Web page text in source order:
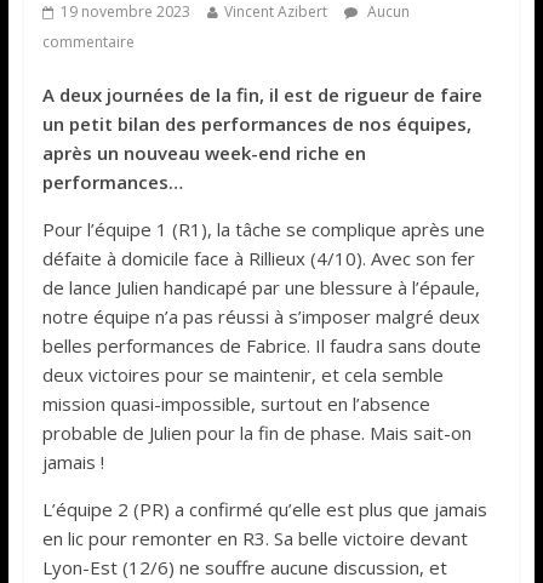
19 novembre 2023 Vincent Azibert
Aucun
commentaire
A deux journées de la fin, il est de rigueur de faire
un petit bilan des performances de nos équipes,
après un nouveau week-end riche en
performances…
Pour l’équipe 1 (R1), la tâche se complique après une
défaite à domicile face à Rillieux (4/10). Avec son fer
de lance Julien handicapé par une blessure à l’épaule,
notre équipe n’a pas réussi à s’imposer malgré deux
belles performances de Fabrice. Il faudra sans doute
deux victoires pour se maintenir, et cela semble
mission quasi-impossible, surtout en l’absence
probable de Julien pour la fin de phase. Mais sait-on
jamais !
L’équipe 2 (PR) a confirmé qu’elle est plus que jamais
en lic pour remonter en R3. Sa belle victoire devant
Lyon-Est (12/6) ne souffre aucune discussion, et